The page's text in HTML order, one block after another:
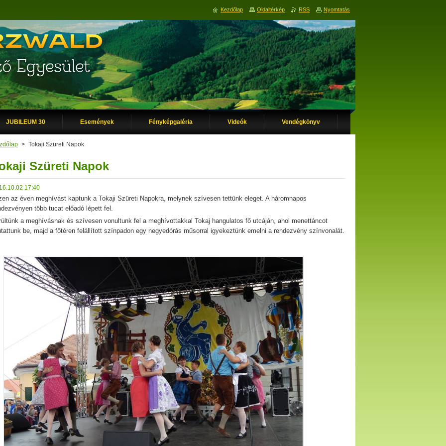
JUBILEUM 30 Események Fényképgaléria Videók Vendégkönyv
> Tokaji Szüreti Napok
Szüreti Napok
17:40
az éven meghívást kaptunk a Tokaji Szüreti Napokra, melynek szívesen tettünk eleget. A háromnapos
több tucat előadó lépett fel.
a meghívásnak és szívesen vonultunk fel a meghívottakkal Tokaj hangulatos fő utcáján, ahol menettáncot
be, majd a főtéren felállított színpadon egy negyedórás műsorral igyekeztünk emelni a rendezvény színvonalát.
Kezdőlap Oldaltérkép RSS Nyomtatás